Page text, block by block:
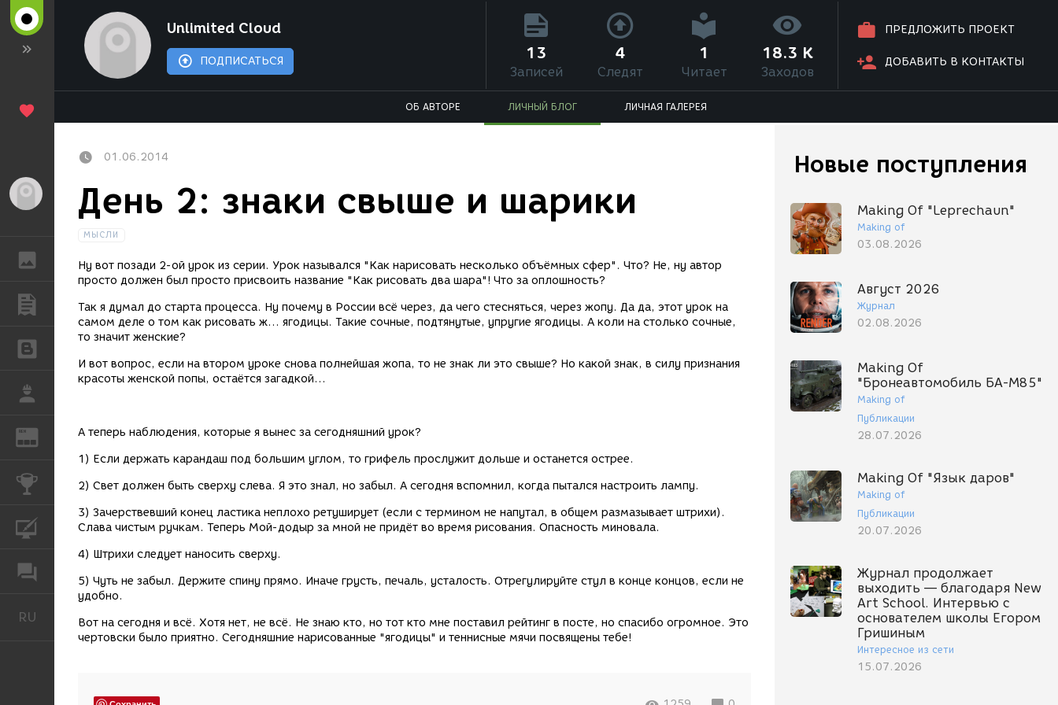
Гость
ГАЛЕРЕЯ
ПУБЛИКАЦИИ
REN ЖУРНАЛ
КОНКУРСЫ
КУРСЫ
RU Русский
Unlimited Cloud
ПОДПИСАТЬСЯ
ПРЕДЛОЖИТЬ ПРОЕКТ
ДОБАВИТЬ В КОНТАКТЫ
13
Записей
4
Следят
1
Читает
18.3 K
Заходов
ОБ АВТОРЕ ЛИЧНЫЙ БЛОГ ЛИЧНАЯ ГАЛЕРЕЯ
Новые поступления
Making Of "Leprechaun"
Making of
03.08.2026
Август 2026
Журнал
02.08.2026
Making Of
"Бронеавтомобиль БА-М85"
Making of
Публикации
28.07.2026
Making Of "Язык даров"
Making of
Публикации
20.07.2026
Журнал продолжает
выходить — благодаря New
Art School. Интервью с
основателем школы Егором
Гришиным
Интересное из сети
15.07.2026
01.06.2014
День 2: знаки свыше и шарики
МЫСЛИ
Ну вот позади 2-ой урок из серии. Урок назывался "Как нарисовать несколько объёмных сфер". Что? Не, ну автор
просто должен был просто присвоить название "Как рисовать два шара"! Что за оплошность?
Так я думал до старта процесса. Ну почему в России всё через, да чего стесняться, через жопу. Да да, этот урок на
самом деле о том как рисовать ж... ягодицы. Такие сочные, подтянутые, упругие ягодицы. А коли на столько сочные,
то значит женские?
И вот вопрос, если на втором уроке снова полнейшая жопа, то не знак ли это свыше? Но какой знак, в силу признания
красоты женской попы, остаётся загадкой...
А теперь наблюдения, которые я вынес за сегодняшний урок?
1) Если держать карандаш под большим углом, то грифель прослужит дольше и останется острее.
2) Свет должен быть сверху слева. Я это знал, но забыл. А сегодня вспомнил, когда пытался настроить лампу.
3) Зачерствевший конец ластика неплохо ретуширует (если с термином не напутал, в общем размазывает штрихи).
Слава чистым ручкам. Теперь Мой-додыр за мной не придёт во время рисования. Опасность миновала.
4) Штрихи следует наносить сверху.
5) Чуть не забыл. Держите спину прямо. Иначе грусть, печаль, усталость. Отрегулируйте стул в конце концов, если не
удобно.
Вот на сегодня и всё. Хотя нет, не всё. Не знаю кто, но тот кто мне поставил рейтинг в посте, но спасибо огромное. Это
чертовски было приятно. Сегодняшние нарисованные "ягодицы" и теннисные мячи посвящены тебе!